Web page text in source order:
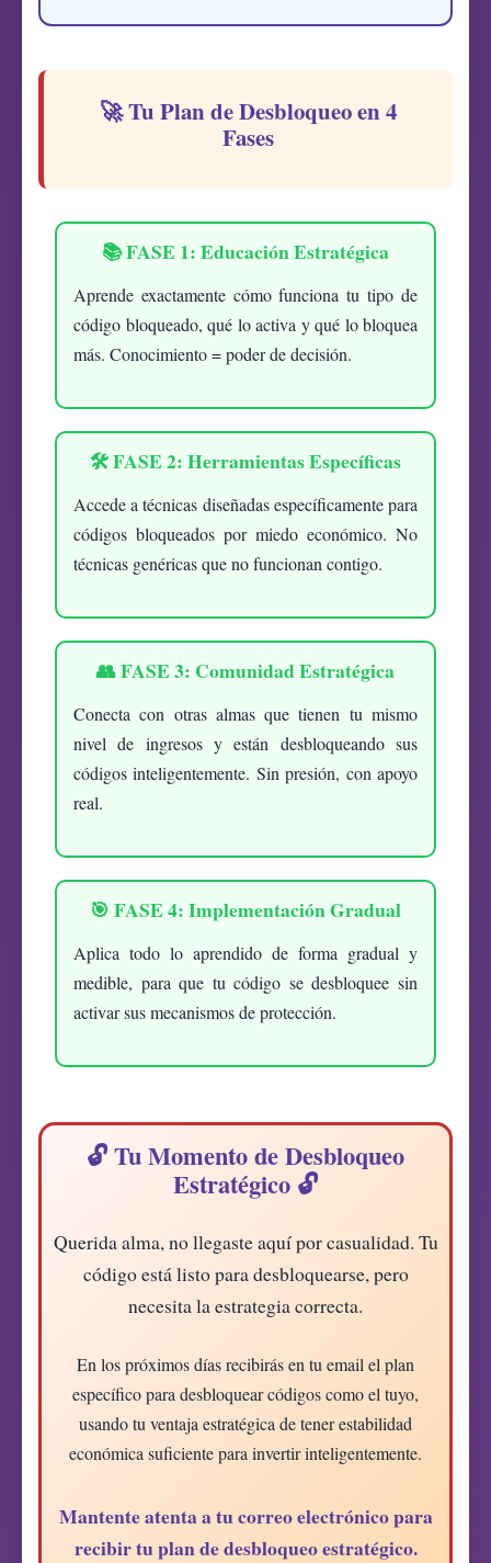
🚀 Tu Plan de Desbloqueo en 4
Fases
📚 FASE 1: Educación Estratégica
Aprende exactamente cómo funciona tu tipo de
código bloqueado, qué lo activa y qué lo bloquea
más. Conocimiento = poder de decisión.
🛠️ FASE 2: Herramientas Específicas
Accede a técnicas diseñadas específicamente para
códigos bloqueados por miedo económico. No
técnicas genéricas que no funcionan contigo.
👥 FASE 3: Comunidad Estratégica
Conecta con otras almas que tienen tu mismo
nivel de ingresos y están desbloqueando sus
códigos inteligentemente. Sin presión, con apoyo
real.
🎯 FASE 4: Implementación Gradual
Aplica todo lo aprendido de forma gradual y
medible, para que tu código se desbloquee sin
activar sus mecanismos de protección.
🔓 Tu Momento de Desbloqueo
Estratégico 🔓
Querida alma, no llegaste aquí por casualidad. Tu
código está listo para desbloquearse, pero
necesita la estrategia correcta.
En los próximos días recibirás en tu email el plan
específico para desbloquear códigos como el tuyo,
usando tu ventaja estratégica de tener estabilidad
económica suficiente para invertir inteligentemente.
Mantente atenta a tu correo electrónico para
recibir tu plan de desbloqueo estratégico.